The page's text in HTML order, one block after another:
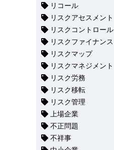
リコール
リスクアセスメント
リスクコントロール
リスクファイナンス
リスクマップ
リスクマネジメント
リスク労務
リスク移転
リスク管理
上場企業
不正問題
不祥事